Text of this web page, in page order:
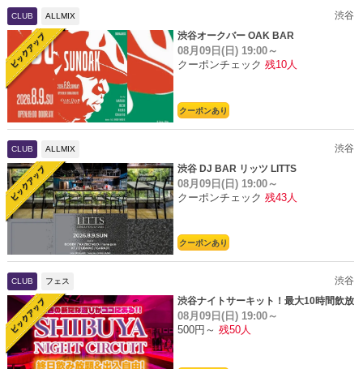
CLUB ALLMIX
渋谷
渋谷オークバー OAK BAR
08月09日(日) 19:00～
クーポンチェック 残10人
クーポンあり
CLUB ALLMIX
渋谷
渋谷 DJ BAR リッツ LITTS
08月09日(日) 19:00～
クーポンチェック 残43人
クーポンあり
CLUB フェス
渋谷
渋谷ナイトサーキット！最大10時間飲放
題
08月09日(日) 19:00～
500円～ 残50人